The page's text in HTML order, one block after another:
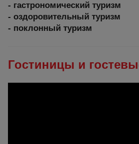
- гастрономический туризм
- оздоровительный туризм
- поклонный туризм
Гостиницы и